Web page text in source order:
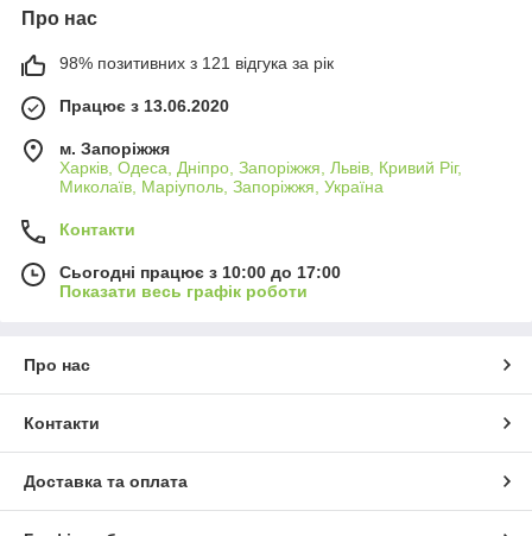
Про нас
98% позитивних з 121 відгука за рік
Працює з 13.06.2020
м. Запоріжжя
Харків, Одеса, Дніпро, Запоріжжя, Львів, Кривий Ріг,
Миколаїв, Маріуполь, Запоріжжя, Україна
Контакти
Сьогодні працює з 10:00 до 17:00
Показати весь графік роботи
Про нас
Контакти
Доставка та оплата